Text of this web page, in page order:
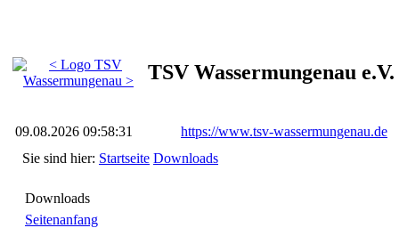
TSV Wassermungenau e.V.
09.08.2026 09:58:31
https://www.tsv-wassermungenau.de
Sie sind hier: Startseite Downloads
Downloads
Seitenanfang